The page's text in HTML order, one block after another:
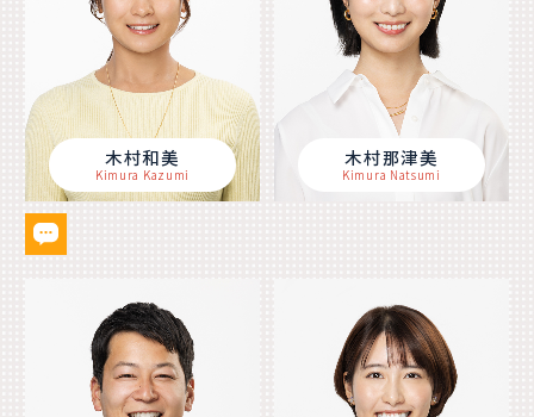
木村和美
Kimura Kazumi
木村那津美
Kimura Natsumi